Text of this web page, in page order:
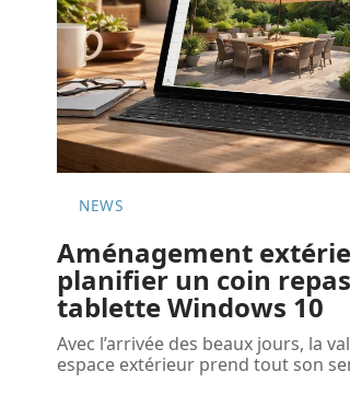
NEWS
Aménagement
planifier un coin
tablette Windows 10
Avec l’arrivée des beaux jours, la
espace extérieur prend tout son